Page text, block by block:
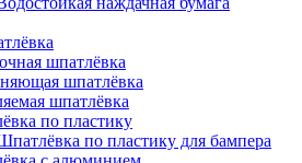
шпатлёвка
шпатлёвка
шпатлёвка
по пластику
по пластику для бампера